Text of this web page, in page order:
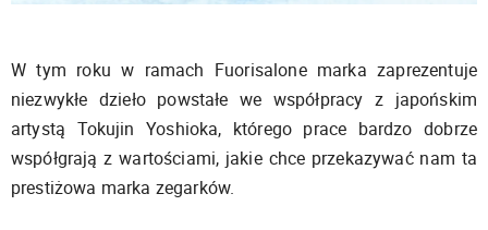
W tym roku w ramach Fuorisalone marka zaprezentuje
niezwykłe dzieło powstałe we współpracy z japońskim
artystą Tokujin Yoshioka, którego prace bardzo dobrze
współgrają z wartościami, jakie chce przekazywać nam ta
prestiżowa marka zegarków.